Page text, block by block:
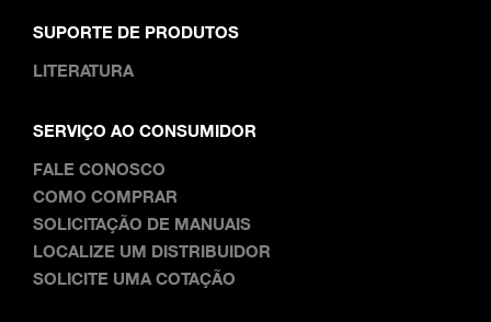
SUPORTE DE PRODUTOS
LITERATURA
SERVIÇO AO CONSUMIDOR
FALE CONOSCO
COMO COMPRAR
SOLICITAÇÃO DE MANUAIS
LOCALIZE UM DISTRIBUIDOR
SOLICITE UMA COTAÇÃO